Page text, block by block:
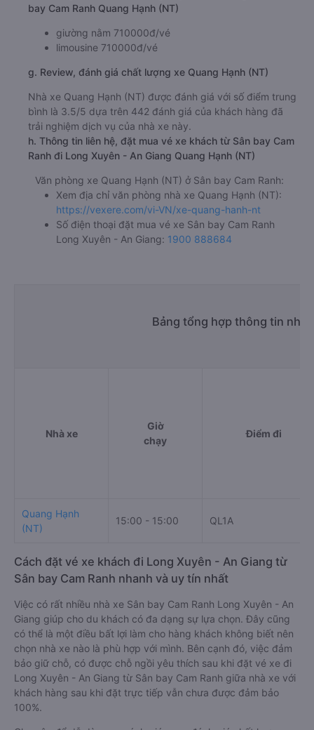
bay Cam Ranh Quang Hạnh (NT)
giường nằm 710000đ/vé
limousine 710000đ/vé
g. Review, đánh giá chất lượng xe Quang Hạnh (NT)
Nhà xe Quang Hạnh (NT) được đánh giá với số điểm trung
bình là 3.5/5 dựa trên 442 đánh giá của khách hàng đã
trải nghiệm dịch vụ của nhà xe này.
h. Thông tin liên hệ, đặt mua vé xe khách từ Sân bay Cam
Ranh đi Long Xuyên - An Giang Quang Hạnh (NT)
Văn phòng xe Quang Hạnh (NT) ở Sân bay Cam Ranh:
Xem địa chỉ văn phòng nhà xe Quang Hạnh (NT):
https://vexere.com/vi-VN/xe-quang-hanh-nt
Số điện thoại đặt mua vé xe Sân bay Cam Ranh
Long Xuyên - An Giang: 1900 888684
Bảng tổng hợp thông tin nhà
Nhà xe
Giờ
chạy
Điểm đi
Quang Hạnh
(NT)
15:00 - 15:00 QL1A
Cách đặt vé xe khách đi Long Xuyên - An Giang từ
Sân bay Cam Ranh nhanh và uy tín nhất
Việc có rất nhiều nhà xe Sân bay Cam Ranh Long Xuyên - An
Giang giúp cho du khách có đa dạng sự lựa chọn. Đây cũng
có thể là một điều bất lợi làm cho hàng khách không biết nên
chọn nhà xe nào là phù hợp với mình. Bên cạnh đó, việc đảm
bảo giữ chỗ, có được chỗ ngồi yêu thích sau khi đặt vé xe đi
Long Xuyên - An Giang từ Sân bay Cam Ranh giữa nhà xe với
khách hàng sau khi đặt trực tiếp vẫn chưa được đảm bảo
100%.